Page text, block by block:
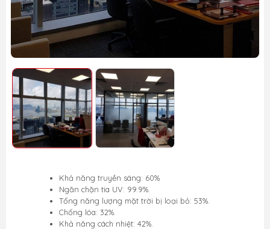
Khả năng truyền sáng: 60%
Ngăn chặn tia UV: 99.9%.
Tổng năng lượng mặt trời bị loại bỏ: 53%.
Chống lóa: 32%.
Khả năng cách nhiệt: 42%.